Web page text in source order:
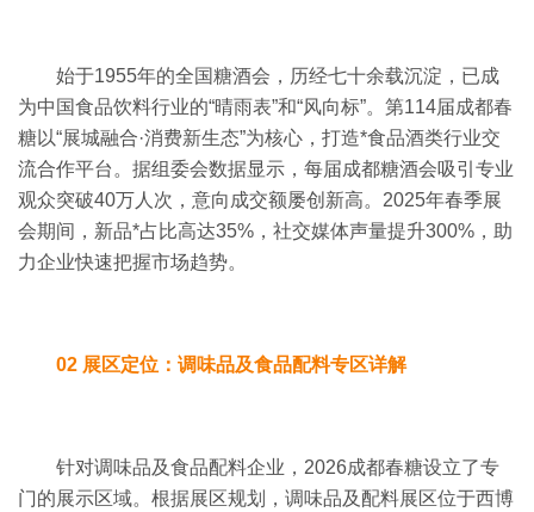
始于1955年的全国糖酒会，历经七十余载沉淀，已成
为中国食品饮料行业的“晴雨表”和“风向标”。 第114届成都春
糖以“展城融合·消费新生态”为核心，打造*食品酒类行业交
流合作平台。 据组委会数据显示，每届成都糖酒会吸引专业
观众突破40万人次，意向成交额屡创新高。 2025年春季展
会期间，新品*占比高达35% ，社交媒体声量提升300% ，助
力企业快速把握市场趋势。
02 展区定位：调味品及食品配料专区详解
针对调味品及食品配料企业，2026成都春糖设立了专
门的展示区域。根据展区规划，调味品及配料展区位于西博